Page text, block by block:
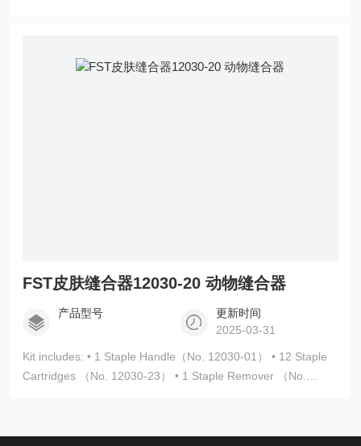
FST皮肤缝合器12030-20 动物缝合器
产品型号
更新时间
2025-03-31
Kit includes: • 1 Staple Handle（No. 12030-01） • 12 Staple
Cartridges （No. 12030-23） • 1 Staple Remover （No.